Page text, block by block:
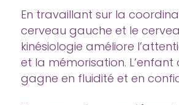
En travaillant sur la
cerveau gauche et le
kinésiologie améliore
et la mémorisation. L’enfant
gagne en fluidité et en